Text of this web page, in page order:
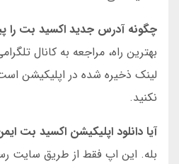
چگونه آدرس جدید اکسید بت را
بهترین راه، مراجعه به کانال
لینک ذخیره شده در اپلیکیشن
نکنید.
آیا دانلود اپلیکیشن اکسید بت
بله. این اپ فقط از طریق سایت